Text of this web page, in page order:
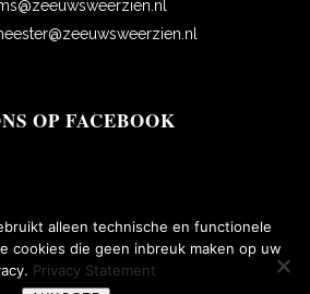
OP FACEBOOK
|Disclaimer, copyright, aansprakelijkheid,
alleen technische en functionele
cookies die geen inbreuk maken op uw
Privacy Statement